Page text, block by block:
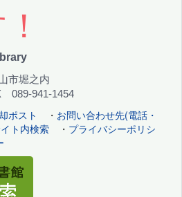
市堀之内
089-941-1454
ポスト ・ お問い合わせ先(電話・
ト内検索 ・ プライバシーポリシ